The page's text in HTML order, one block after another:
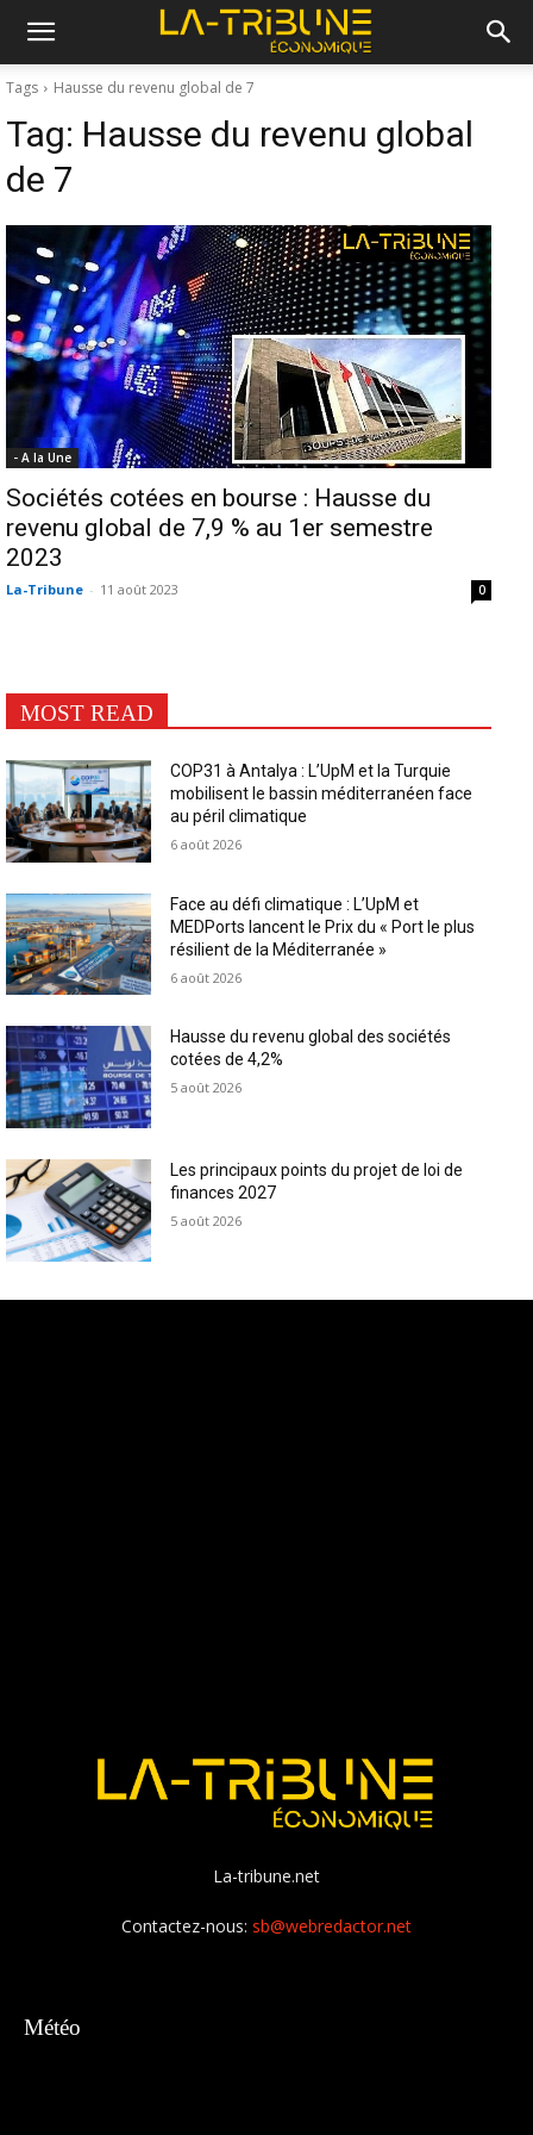
Tags Hausse du revenu global de 7
Tag: Hausse du revenu global
de 7
- A la Une
Sociétés cotées en bourse : Hausse du
revenu global de 7,9 % au 1er semestre
2023
La-Tribune - 11 août 2023 0
MOST READ
COP31 à Antalya : L’UpM et la Turquie
mobilisent le bassin méditerranéen face
au péril climatique
6 août 2026
Face au défi climatique : L’UpM et
MEDPorts lancent le Prix du « Port le plus
résilient de la Méditerranée »
6 août 2026
Hausse du revenu global des sociétés
cotées de 4,2%
5 août 2026
Les principaux points du projet de loi de
finances 2027
5 août 2026
La-tribune.net
Contactez-nous: sb@webredactor.net
Météo